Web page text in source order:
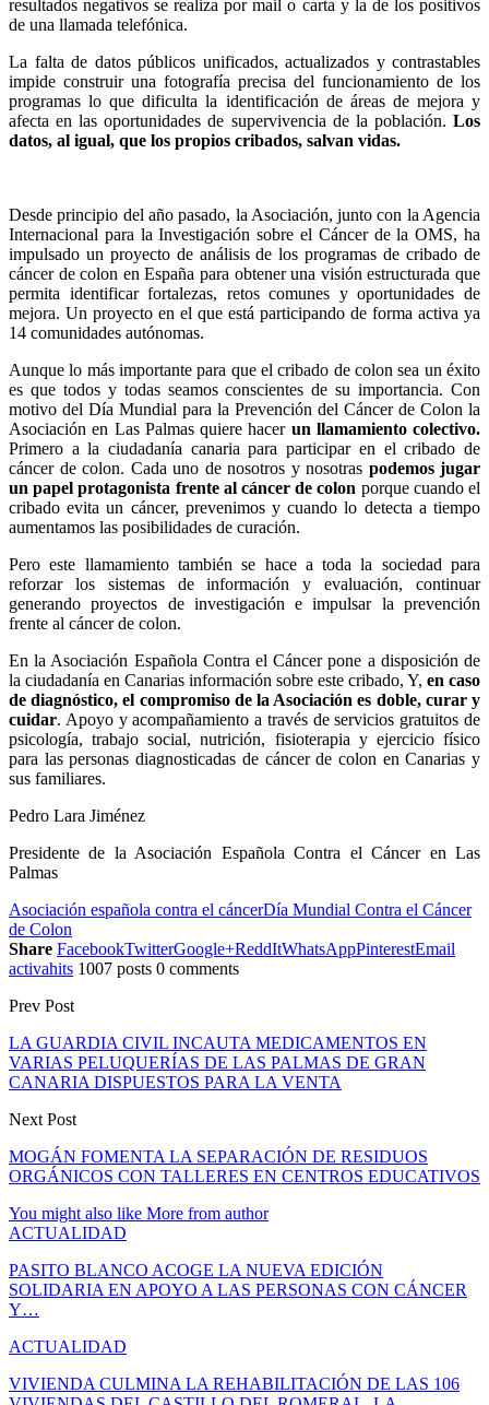
resultados negativos se realiza por mail o carta y la de los positivos
de una llamada telefónica.
La falta de datos públicos unificados, actualizados y contrastables
impide construir una fotografía precisa del funcionamiento de los
programas lo que dificulta la identificación de áreas de mejora y
afecta en las oportunidades de supervivencia de la población. Los
datos, al igual, que los propios cribados, salvan vidas.
Desde principio del año pasado, la Asociación, junto con la Agencia
Internacional para la Investigación sobre el Cáncer de la OMS, ha
impulsado un proyecto de análisis de los programas de cribado de
cáncer de colon en España para obtener una visión estructurada que
permita identificar fortalezas, retos comunes y oportunidades de
mejora. Un proyecto en el que está participando de forma activa ya
14 comunidades autónomas.
Aunque lo más importante para que el cribado de colon sea un éxito
es que todos y todas seamos conscientes de su importancia. Con
motivo del Día Mundial para la Prevención del Cáncer de Colon la
Asociación en Las Palmas quiere hacerun llamamiento colectivo.
Primero a la ciudadanía canaria para participar en el cribado de
cáncer de colon. Cada uno de nosotros y nosotras podemos jugar
un papel protagonista frente al cáncer de colon porque cuando el
cribado evita un cáncer, prevenimos y cuando lo detecta a tiempo
aumentamos las posibilidades de curación.
Pero este llamamiento también se hace a toda la sociedad para
reforzar los sistemas de información y evaluación, continuar
generando proyectos de investigación e impulsar la prevención
frente al cáncer de colon.
En la Asociación Española Contra el Cáncer pone a disposición de
la ciudadanía en Canarias información sobre este cribado, Y, en caso
de diagnóstico, el compromiso de la Asociación es doble, curar y
cuidar. Apoyo y acompañamiento a través de servicios gratuitos de
psicología, trabajo social, nutrición, fisioterapia y ejercicio físico
para las personas diagnosticadas de cáncer de colon en Canarias y
sus familiares.
Pedro Lara Jiménez
Presidente de la Asociación Española Contra el Cáncer en Las
Palmas
Asociación española contra el cáncerDía Mundial Contra el Cáncer
de Colon
Share FacebookTwitterGoogle+ReddItWhatsAppPinterestEmail
activahits 1007 posts 0 comments
Prev Post
LA GUARDIA CIVIL INCAUTA MEDICAMENTOS EN
VARIAS PELUQUERÍAS DE LAS PALMAS DE GRAN
CANARIA DISPUESTOS PARA LA VENTA
Next Post
MOGÁN FOMENTA LA SEPARACIÓN DE RESIDUOS
ORGÁNICOS CON TALLERES EN CENTROS EDUCATIVOS
You might also like More from author
ACTUALIDAD
PASITO BLANCO ACOGE LA NUEVA EDICIÓN
SOLIDARIA EN APOYO A LAS PERSONAS CON CÁNCER
Y…
ACTUALIDAD
VIVIENDA CULMINA LA REHABILITACIÓN DE LAS 106